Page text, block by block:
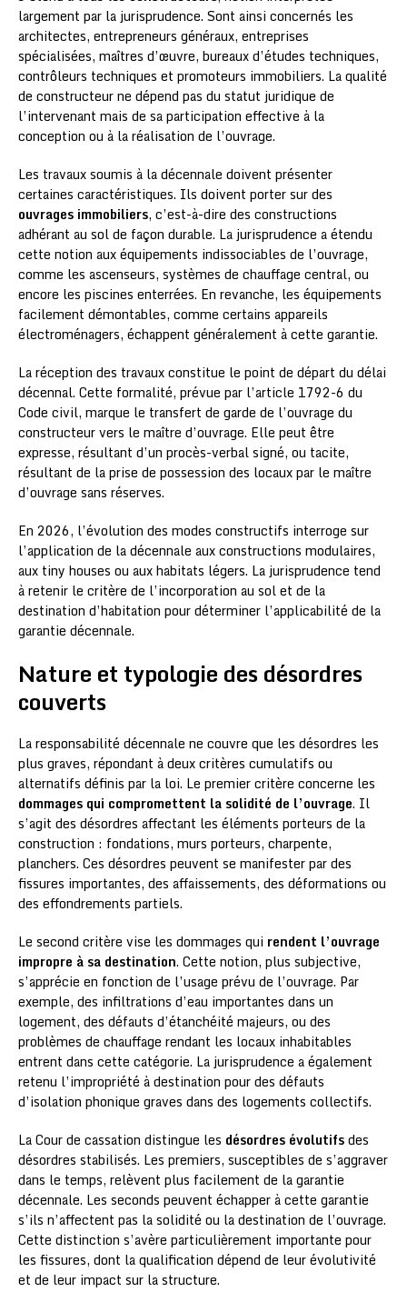
largement par la jurisprudence. Sont ainsi concernés les
architectes, entrepreneurs généraux, entreprises
spécialisées, maîtres d’œuvre, bureaux d’études techniques,
contrôleurs techniques et promoteurs immobiliers. La qualité
de constructeur ne dépend pas du statut juridique de
l’intervenant mais de sa participation effective à la
conception ou à la réalisation de l’ouvrage.
Les travaux soumis à la décennale doivent présenter
certaines caractéristiques. Ils doivent porter sur des
ouvrages immobiliers, c’est-à-dire des constructions
adhérant au sol de façon durable. La jurisprudence a étendu
cette notion aux équipements indissociables de l’ouvrage,
comme les ascenseurs, systèmes de chauffage central, ou
encore les piscines enterrées. En revanche, les équipements
facilement démontables, comme certains appareils
électroménagers, échappent généralement à cette garantie.
La réception des travaux constitue le point de départ du délai
décennal. Cette formalité, prévue par l’article 1792-6 du
Code civil, marque le transfert de garde de l’ouvrage du
constructeur vers le maître d’ouvrage. Elle peut être
expresse, résultant d’un procès-verbal signé, ou tacite,
résultant de la prise de possession des locaux par le maître
d’ouvrage sans réserves.
En 2026, l’évolution des modes constructifs interroge sur
l’application de la décennale aux constructions modulaires,
aux tiny houses ou aux habitats légers. La jurisprudence tend
à retenir le critère de l’incorporation au sol et de la
destination d’habitation pour déterminer l’applicabilité de la
garantie décennale.
Nature et typologie des désordres
couverts
La responsabilité décennale ne couvre que les désordres les
plus graves, répondant à deux critères cumulatifs ou
alternatifs définis par la loi. Le premier critère concerne les
dommages qui compromettent la solidité de l’ouvrage. Il
s’agit des désordres affectant les éléments porteurs de la
construction : fondations, murs porteurs, charpente,
planchers. Ces désordres peuvent se manifester par des
fissures importantes, des affaissements, des déformations ou
des effondrements partiels.
Le second critère vise les dommages qui rendent l’ouvrage
impropre à sa destination. Cette notion, plus subjective,
s’apprécie en fonction de l’usage prévu de l’ouvrage. Par
exemple, des infiltrations d’eau importantes dans un
logement, des défauts d’étanchéité majeurs, ou des
problèmes de chauffage rendant les locaux inhabitables
entrent dans cette catégorie. La jurisprudence a également
retenu l’impropriété à destination pour des défauts
d’isolation phonique graves dans des logements collectifs.
La Cour de cassation distingue les désordres évolutifsdes
désordres stabilisés. Les premiers, susceptibles de s’aggraver
dans le temps, relèvent plus facilement de la garantie
décennale. Les seconds peuvent échapper à cette garantie
s’ils n’affectent pas la solidité ou la destination de l’ouvrage.
Cette distinction s’avère particulièrement importante pour
les fissures, dont la qualification dépend de leur évolutivité
et de leur impact sur la structure.